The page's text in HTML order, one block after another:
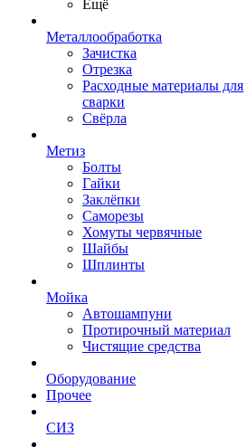
Ещё
Металлообработка
Зачистка
Отрезка
Расходные материалы для
сварки
Свёрла
Метиз
Болты
Гайки
Заклёпки
Саморезы
Хомуты червячные
Шайбы
Шплинты
Мойка
Автошампуни
Протирочный материал
Чистящие средства
Оборудование
Прочее
СИЗ